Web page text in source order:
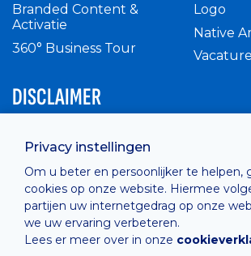
Privacy instellingen
Om u beter en persoonlijker te helpen,
cookies op onze website. Hiermee
partijen uw internetgedrag op onze
we uw ervaring verbeteren.
Lees er meer over in onze
Branded Content &
Activatie
360° Business Tour
Logo
Native
DISCLAIMER
Privacy Policy
Cashless
verkoopsvoorwaarden
Cookie Policy